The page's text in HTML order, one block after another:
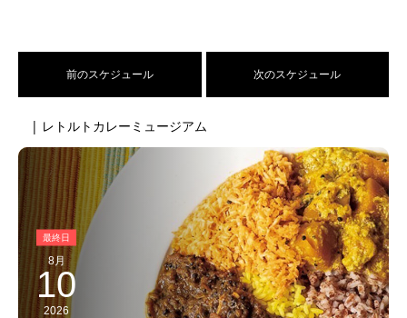
前のスケジュール 次のスケジュール
| レトルトカレーミュージアム
8月
10
2026